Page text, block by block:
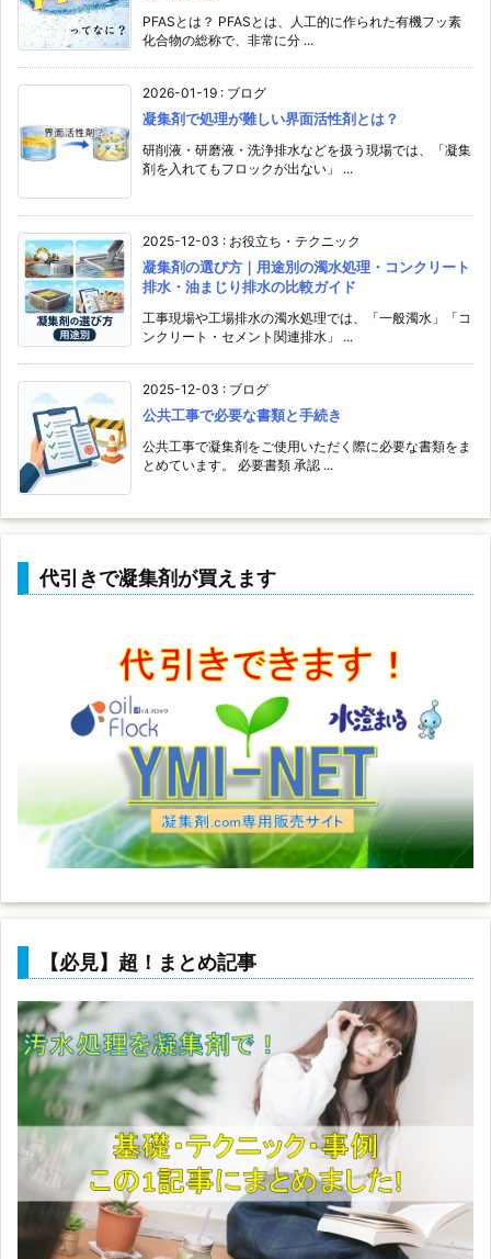
PFASとは？ PFASとは、人工的に作られた有機フッ素
化合物の総称で、非常に分 ...
2026-01-19 : ブログ
凝集剤で処理が難しい界面活性剤とは？
研削液・研磨液・洗浄排水などを扱う現場では、「凝集
剤を入れてもフロックが出ない」 ...
2025-12-03 : お役立ち・テクニック
凝集剤の選び方｜用途別の濁水処理・コンクリート
排水・油まじり排水の比較ガイド
工事現場や工場排水の濁水処理では、「一般濁水」「コ
ンクリート・セメント関連排水」 ...
2025-12-03 : ブログ
公共工事で必要な書類と手続き
公共工事で凝集剤をご使用いただく際に必要な書類をま
とめています。 必要書類 承認 ...
代引きで凝集剤が買えます
【必見】超！まとめ記事